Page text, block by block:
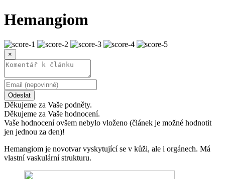
Hemangiom
×
Odeslat
Děkujeme za Vaše podněty.
Děkujeme za Vaše hodnocení.
Vaše hodnocení ovšem nebylo vloženo (článek je možné hodnotit
jen jednou za den)!
Hemangiom je novotvar vyskytující se v kůži, ale i orgánech. Má
vlastní vaskulární strukturu.